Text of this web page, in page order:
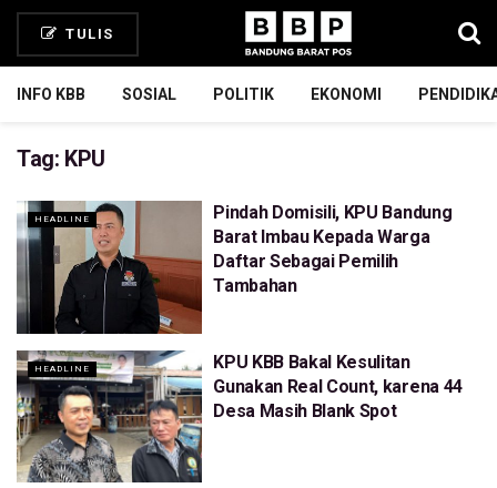
TULIS
INFO KBB SOSIAL POLITIK EKONOMI
Tag: KPU
HEADLINE
Pindah Domisili, KPU Bandung
Barat Imbau Kepada Warga
Daftar Sebagai Pemilih
Tambahan
HEADLINE
KPU KBB Bakal Kesulitan
Gunakan Real Count, karena 44
Desa Masih Blank Spot